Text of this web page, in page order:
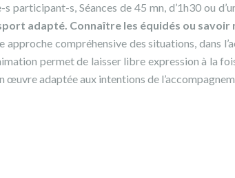
participant-s, Séances de 45 mn, d’1h30 ou
adapté. Connaître les équidés ou savoir
approche compréhensive des situations, dans
permet de laisser libre expression à la
œuvre adaptée aux intentions de